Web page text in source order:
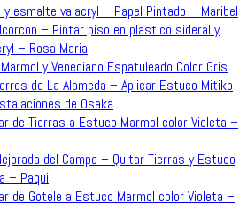
esmalte valacryl – Papel Pintado – Maribel
– Pintar piso en plastico sideral y
– Rosa Maria
y Veneciano Espatuleado Color Gris
de La Alameda – Aplicar Estuco Mitiko
de Osaka
de Tierras a Estuco Marmol color Violeta –
del Campo – Quitar Tierras y Estuco
– Paqui
de Gotele a Estuco Marmol color Violeta –